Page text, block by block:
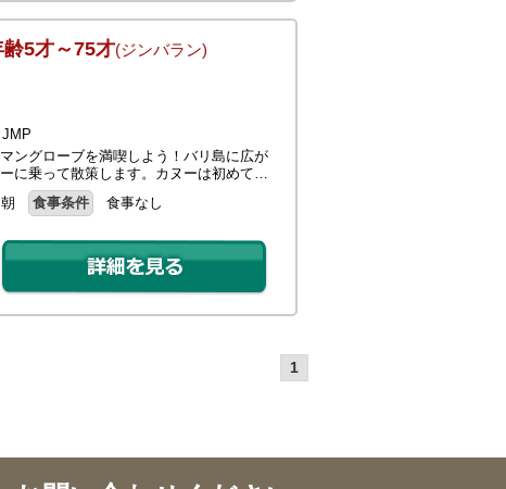
5才～75才(ジンバラン)
ングローブを満喫しよう！バリ島に広が
に乗って散策します。カヌーは初めて…
朝 食事条件 食事なし
1